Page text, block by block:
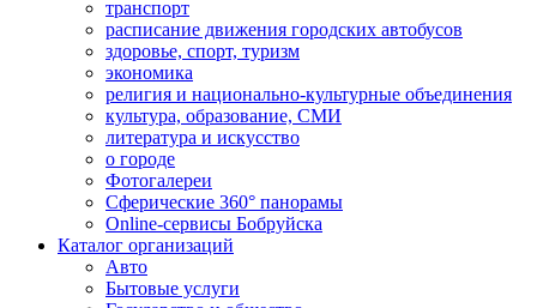
транспорт
расписание движения городских автобусов
здоровье, спорт, туризм
экономика
религия и национально-культурные объединения
культура, образование, СМИ
литература и искусство
о городе
Фотогалереи
Сферические 360° панорамы
Online-сервисы Бобруйска
Каталог организаций
Авто
Бытовые услуги